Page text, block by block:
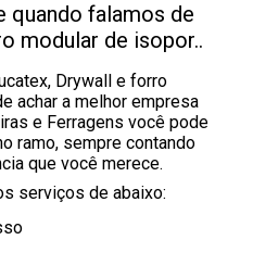
quando falamos de
modular de isopor..
Drywall e forro
achar a melhor empresa
e Ferragens você pode
ramo, sempre contando
que você merece.
serviços de abaixo: